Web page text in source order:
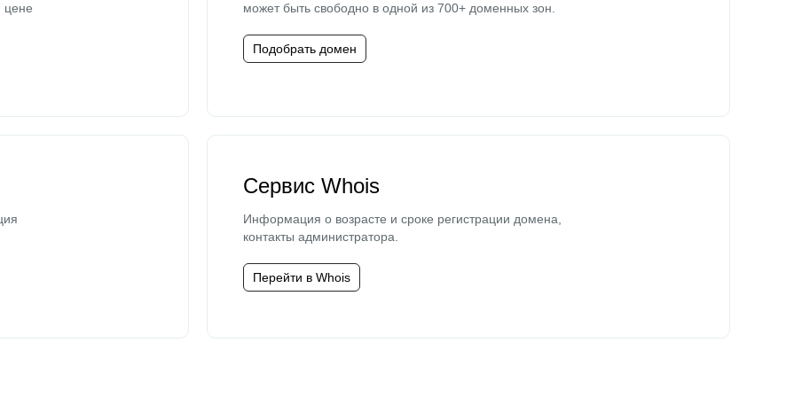
цене
может быть свободно в одной из 700+ доменных зон.
Подобрать домен
Сервис Whois
Информация о возрасте и сроке регистрации домена,
контакты администратора.
Перейти в Whois